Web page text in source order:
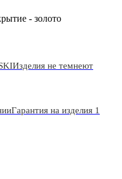
- золото
Изделия не темнеют
Гарантия на изделия 1